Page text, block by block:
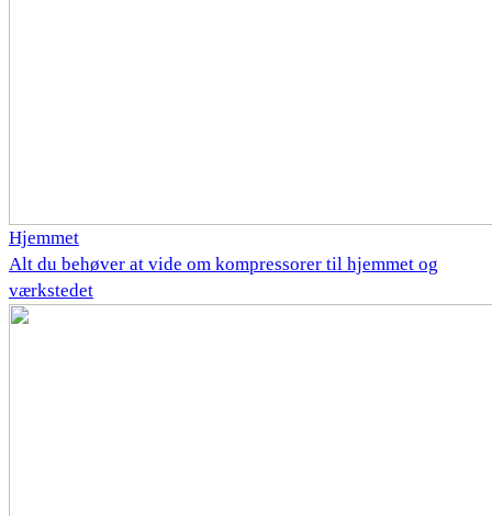
Hjemmet
Alt du behøver at vide om kompressorer til hjemmet og
værkstedet